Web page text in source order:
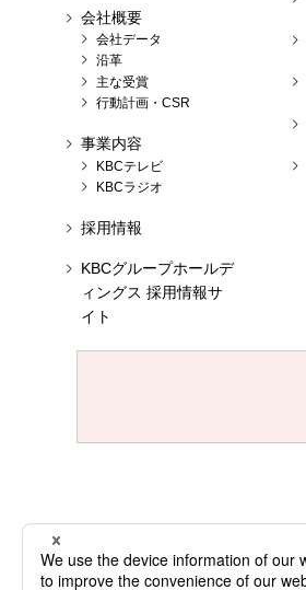
会社概要
会社データ
沿革
主な受賞
行動計画・CSR
事業内容
KBCテレビ
KBCラジオ
採用情報
KBCグループホールデ
ィングス 採用情報サ
イト